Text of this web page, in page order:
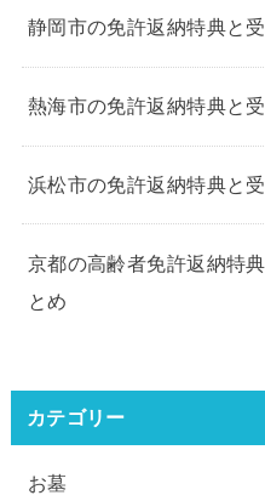
静岡市の免許返納特典と
熱海市の免許返納特典と
浜松市の免許返納特典と
京都の高齢者免許返納特
とめ
カテゴリー
お墓